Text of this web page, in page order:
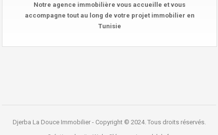
Notre agence immobilière vous accueille et vous
accompagne tout au long de votre projet immobilier en
Tunisie
Djerba La Douce Immobilier - Copyright © 2024. Tous droits réservés.